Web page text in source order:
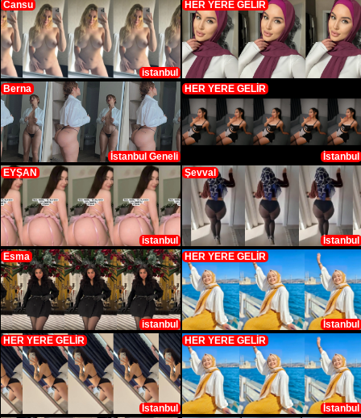
Cansu
istanbul
HER YERE GELİR
Berna
İstanbul Geneli
HER YERE GELİR
İstanbul
EYŞAN
istanbul
Şevval
İstanbul
Esma
istanbul
HER YERE GELİR
İstanbul
HER YERE GELİR
İstanbul
HER YERE GELİR
İstanbul